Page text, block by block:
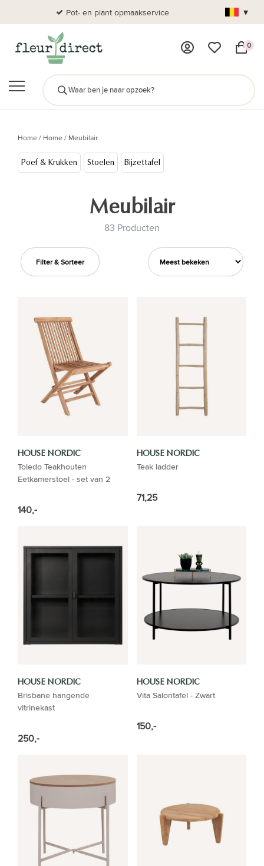
Pot- en plant opmaakservice ▾
0
Home/ Home/ Meubilair
Poef & Krukken Stoelen Bijzettafel
Meubilair
83 Producten
Filter & Sorteer
HOUSE NORDIC
Toledo Teakhouten
Eetkamerstoel - set van 2
140,-
HOUSE NORDIC
Teak ladder
71,25
HOUSE NORDIC
Brisbane hangende
vitrinekast
250,-
HOUSE NORDIC
Vita Salontafel - Zwart
150,-